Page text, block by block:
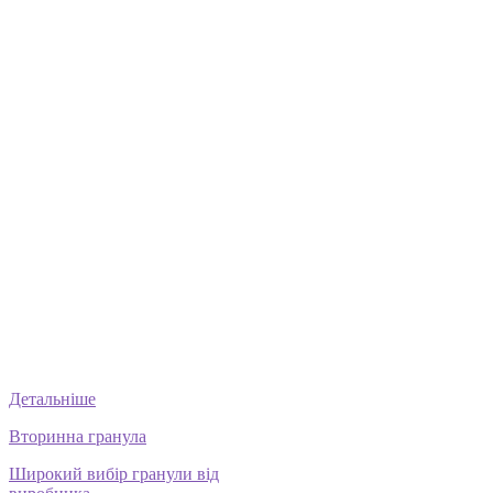
Детальніше
Вторинна гранула
Широкий вибір гранули від